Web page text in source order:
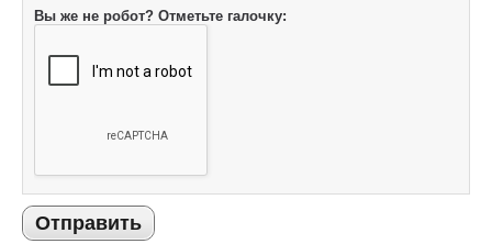
Вы же не робот? Отметьте галочку:
Отправить